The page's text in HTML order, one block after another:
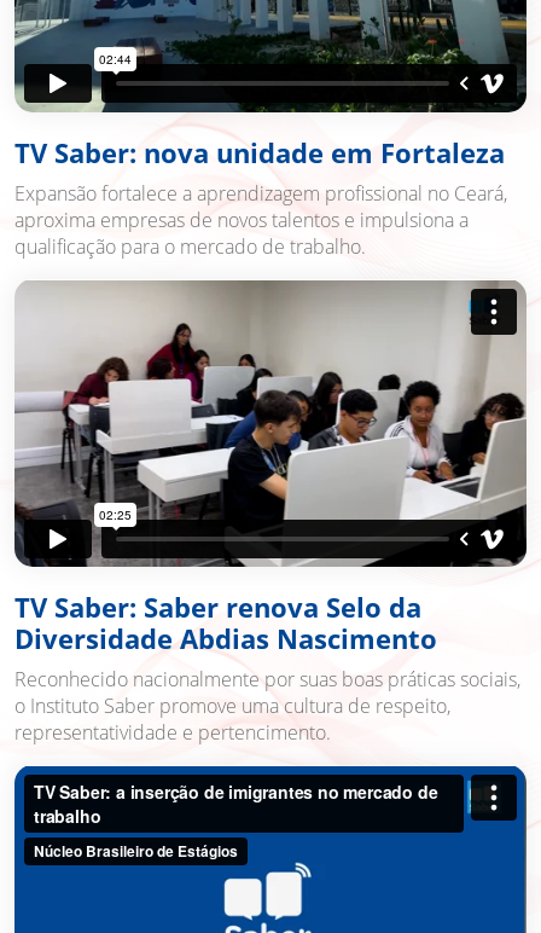
TV Saber: nova unidade em Fortaleza
Expansão fortalece a aprendizagem profissional no Ceará,
aproxima empresas de novos talentos e impulsiona a
qualificação para o mercado de trabalho.
TV Saber: Saber renova Selo da
Diversidade Abdias Nascimento
Reconhecido nacionalmente por suas boas práticas sociais,
o Instituto Saber promove uma cultura de respeito,
representatividade e pertencimento.